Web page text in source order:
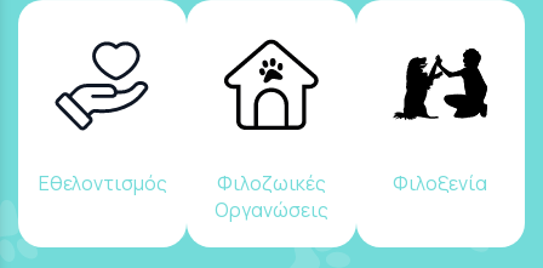
Εθελοντισμός
Φιλοζωικές
Οργανώσεις
Φιλοξενία